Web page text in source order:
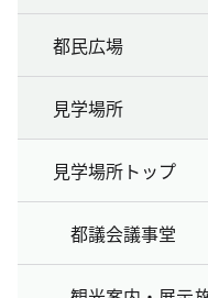
都民広場
見学場所
見学場所トップ
都議会議事堂